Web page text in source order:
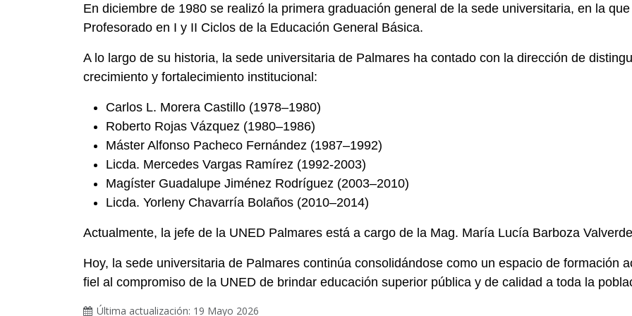
En diciembre de 1980 se realizó la primera graduación general de la sede universitaria, en la
Profesorado en I y II Ciclos de la Educación General Básica.
A lo largo de su historia, la sede universitaria de Palmares ha contado con la dirección de
crecimiento y fortalecimiento institucional:
Carlos L. Morera Castillo (1978–1980)
Roberto Rojas Vázquez (1980–1986)
Máster Alfonso Pacheco Fernández (1987–1992)
Licda. Mercedes Vargas Ramírez (1992-2003)
Magíster Guadalupe Jiménez Rodríguez (2003–2010)
Licda. Yorleny Chavarría Bolaños (2010–2014)
Actualmente, la jefe de la UNED Palmares está a cargo de la Mag. María Lucía Barboza
Hoy, la sede universitaria de Palmares continúa consolidándose como un espacio de formación
fiel al compromiso de la UNED de brindar educación superior pública y de calidad a toda la
Última actualización: 19 Mayo 2026